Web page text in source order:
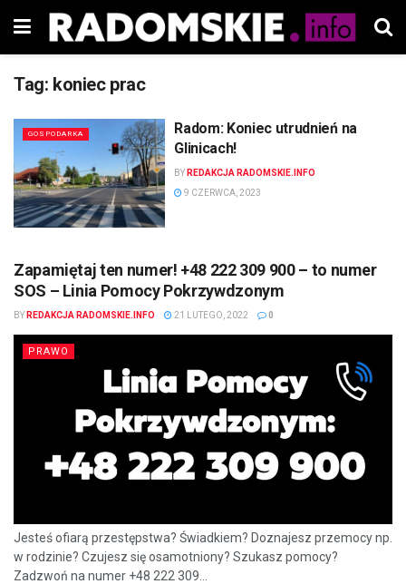
Tag: koniec prac
GOSPODARKA
Radom: Koniec utrudnień na
Glinicach!
BY REDAKCJA RADOMSKIE.INFO
9 CZERWCA, 2023
Zapamiętaj ten numer! +48 222 309 900 – to numer
SOS – Linia Pomocy Pokrzywdzonym
BY REDAKCJA RADOMSKIE.INFO 21 LUTEGO, 2022 0
PRAWO
Jesteś ofiarą przestępstwa? Świadkiem? Doznajesz przemocy np.
w rodzinie? Czujesz się osamotniony? Szukasz pomocy?
Zadzwoń na numer +48 222 309...